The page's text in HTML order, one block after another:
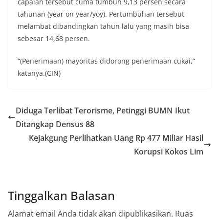
tahunan (year on year/yoy). Pertumbuhan tersebut
melambat dibandingkan tahun lalu yang masih bisa
sebesar 14,68 persen.
“(Penerimaan) mayoritas didorong penerimaan cukai,”
katanya.(CIN)
Diduga Terlibat Terorisme, Petinggi BUMN Ikut
Ditangkap Densus 88
Kejakgung Perlihatkan Uang Rp 477 Miliar Hasil
Korupsi Kokos Lim
Tinggalkan Balasan
Alamat email Anda tidak akan dipublikasikan. Ruas